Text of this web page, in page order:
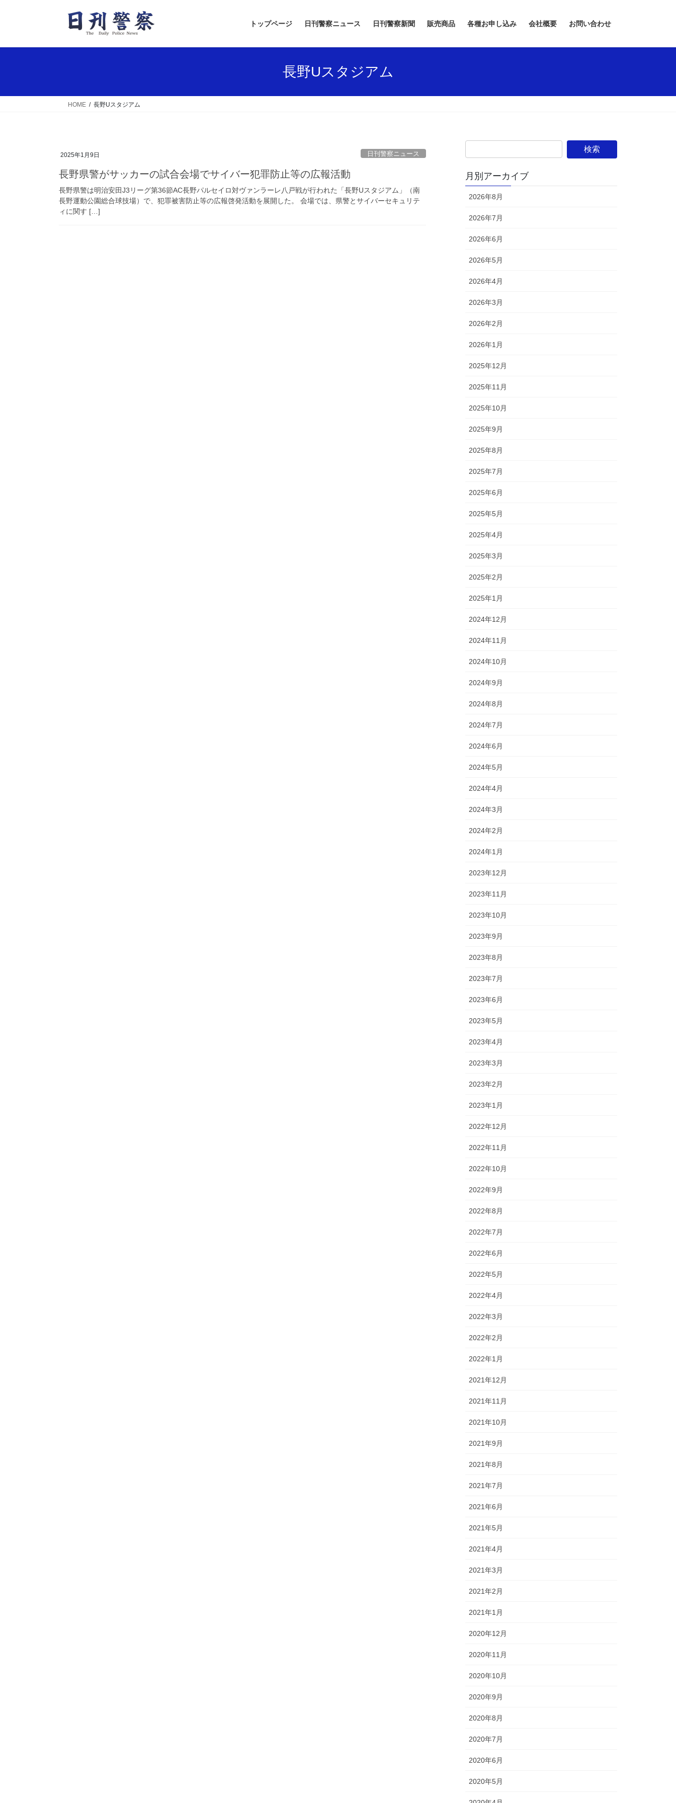
トップページ 日刊警察ニュース 日刊警察新聞 販売商品 各種お申し込み 会社概要 お問い合わせ
長野Uスタジアム
HOME 長野Uスタジアム
2025年1月9日 日刊警察ニュース
長野県警がサッカーの試合会場でサイバー犯罪防止等の広報活動
長野県警は明治安田J3リーグ第36節AC長野パルセイロ対ヴァンラーレ八戸戦が行われた「長野Uスタジアム」（南
長野運動公園総合球技場）で、犯罪被害防止等の広報啓発活動を展開した。 会場では、県警とサイバーセキュリテ
ィに関す […]
月別アーカイブ
2026年8月
2026年7月
2026年6月
2026年5月
2026年4月
2026年3月
2026年2月
2026年1月
2025年12月
2025年11月
2025年10月
2025年9月
2025年8月
2025年7月
2025年6月
2025年5月
2025年4月
2025年3月
2025年2月
2025年1月
2024年12月
2024年11月
2024年10月
2024年9月
2024年8月
2024年7月
2024年6月
2024年5月
2024年4月
2024年3月
2024年2月
2024年1月
2023年12月
2023年11月
2023年10月
2023年9月
2023年8月
2023年7月
2023年6月
2023年5月
2023年4月
2023年3月
2023年2月
2023年1月
2022年12月
2022年11月
2022年10月
2022年9月
2022年8月
2022年7月
2022年6月
2022年5月
2022年4月
2022年3月
2022年2月
2022年1月
2021年12月
2021年11月
2021年10月
2021年9月
2021年8月
2021年7月
2021年6月
2021年5月
2021年4月
2021年3月
2021年2月
2021年1月
2020年12月
2020年11月
2020年10月
2020年9月
2020年8月
2020年7月
2020年6月
2020年5月